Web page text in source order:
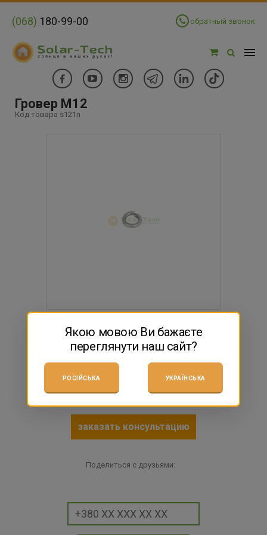
(068) 180-99-00 обратный звонок
Гровер М12
Код товара s121n
158 грн
$3.51
КУПИТЬ
заказать консультацию
Поделиться с друзьями:
Якою мовою Ви бажаєте
переглянути наш сайт?
РОСІЙСЬКА УКРАЇНСЬКА